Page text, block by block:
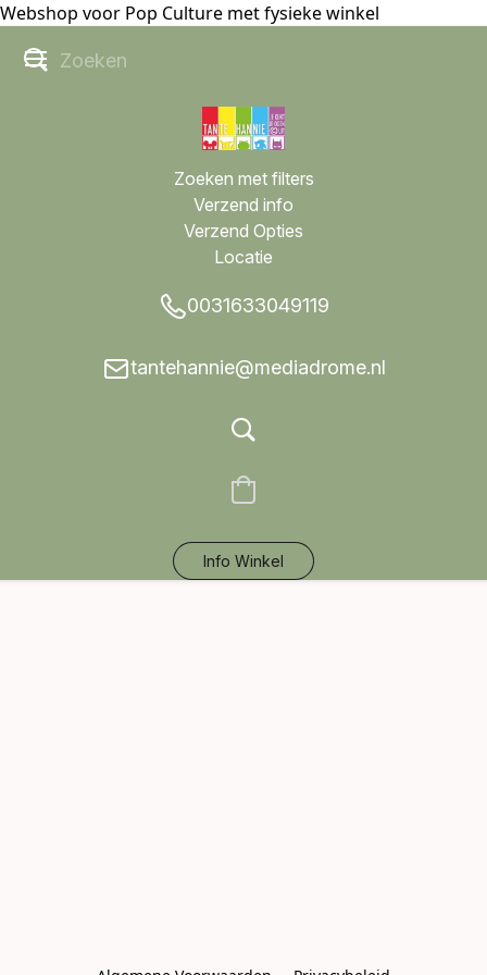
Webshop voor Pop Culture met fysieke winkel
Zoeken met filters
Verzend info
Verzend Opties
Locatie
0031633049119
tantehannie@mediadrome.nl
Info Winkel